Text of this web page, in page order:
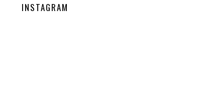
INSTAGRAM